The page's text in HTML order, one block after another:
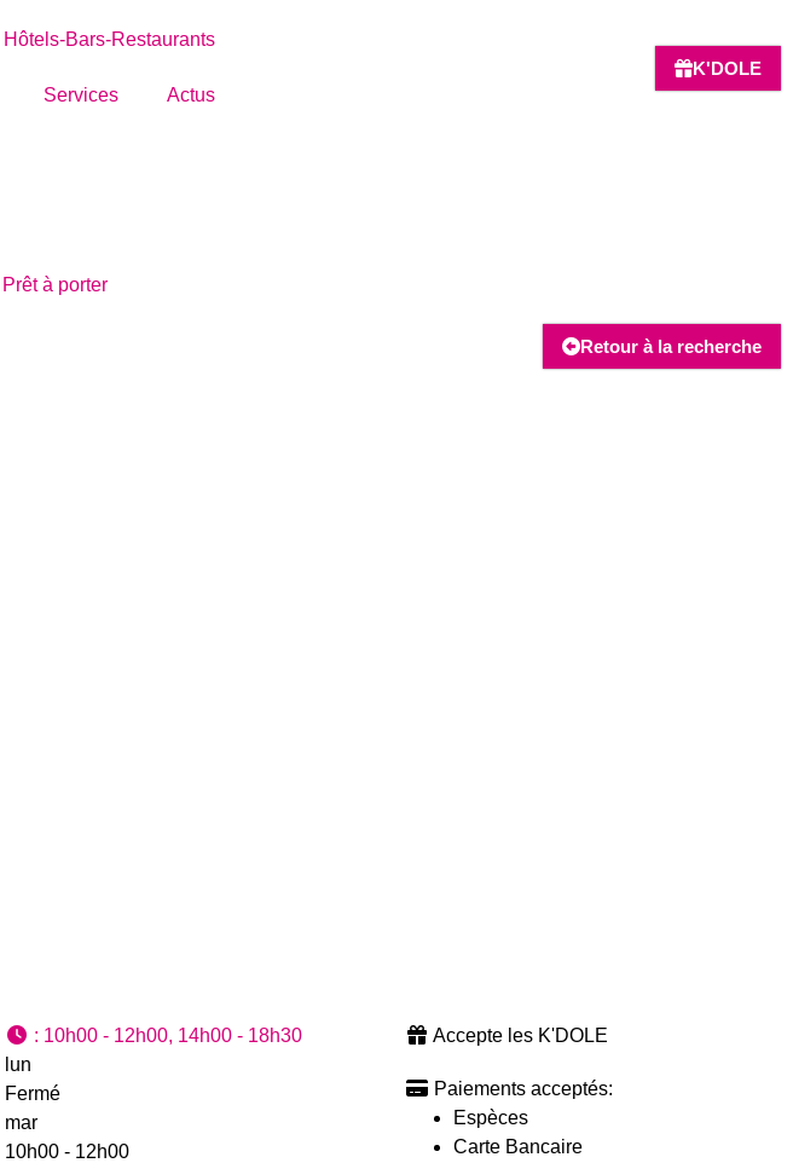
Hôtels-Bars-Restaurants
Services Actus
K'DOLE
Prêt à porter
Retour à la recherche
: 10h00 - 12h00, 14h00 - 18h30
lun
Fermé
mar
10h00 - 12h00
Accepte les K'DOLE
Paiements acceptés:
Espèces
Carte Bancaire